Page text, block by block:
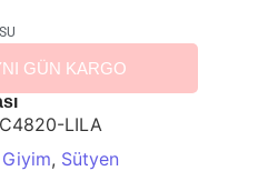
GÜN KARGO
LILA
, Sütyen